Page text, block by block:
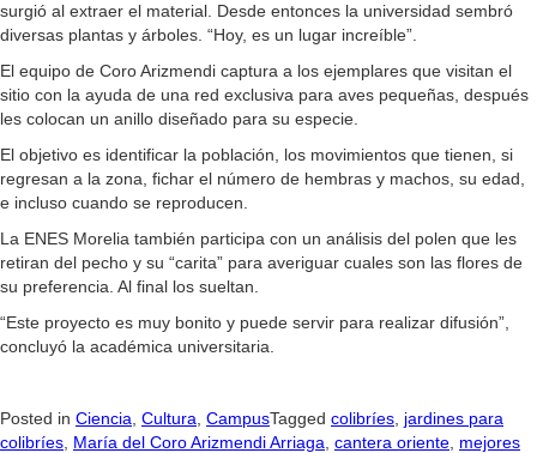
surgió al extraer el material. Desde entonces la universidad sembró
diversas plantas y árboles. “Hoy, es un lugar increíble”.
El equipo de Coro Arizmendi captura a los ejemplares que visitan el
sitio con la ayuda de una red exclusiva para aves pequeñas, después
les colocan un anillo diseñado para su especie.
El objetivo es identificar la población, los movimientos que tienen, si
regresan a la zona, fichar el número de hembras y machos, su edad,
e incluso cuando se reproducen.
La ENES Morelia también participa con un análisis del polen que les
retiran del pecho y su “carita” para averiguar cuales son las flores de
su preferencia. Al final los sueltan.
“Este proyecto es muy bonito y puede servir para realizar difusión”,
concluyó la académica universitaria.
Posted in Ciencia Cultura CampusTagged colibríes jardines para
colibríes María del Coro Arizmendi Arriaga cantera oriente mejores